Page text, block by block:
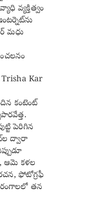
వ్యక్తిత్వం
మధు
Trisha Kar
కంటెంట్
పెరిగిన
ద్వారా
ఆమె కళల
రచన, ఫోటోగ్రఫీ
తన